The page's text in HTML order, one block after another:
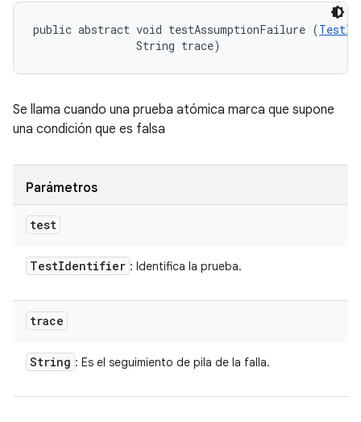
public abstract void testAssumptionFailure (
                String trace)
Se llama cuando una prueba atómica marca que supone
una condición que es falsa
Parámetros
test
TestIdentifier : Identifica la prueba.
trace
String : Es el seguimiento de pila de la falla.